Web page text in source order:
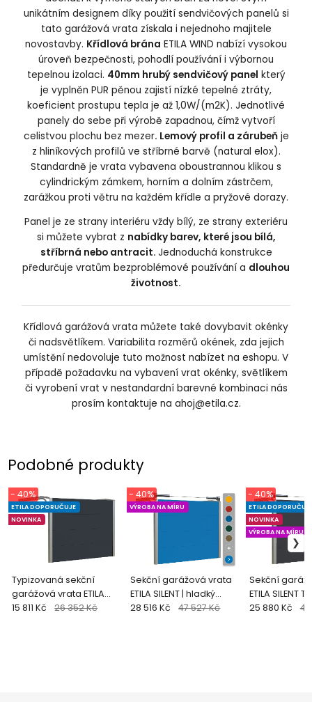
unikátním designem díky použití sendvičových panelů si
tato garážová vrata získala i nejednoho majitele
novostavby. Křídlová brána ETILA WIND nabízí vysokou
úroveň bezpečnosti, pohodlí používání i výbornou
tepelnou izolaci. 40mm hrubý sendvičový panel který
je vyplněn PUR pěnou zajistí nízké tepelné ztráty,
koeficient prostupu tepla je až 1,0W/(m2K). Jednotlivé
panely do sebe při výrobě zapadnou, čímž vytvoří
celistvou plochu bez mezer. Lemový profil a zárubeňje
z hliníkových profilů ve stříbrné barvě (natural elox).
Standardně je vrata vybavena oboustrannou klikou s
cylindrickým zámkem, horním a dolním zástrčem,
zarážkou proti větru na každém křídle a pryžové dorazy.
Panel je ze strany interiéru vždy bílý, ze strany exteriéru
si můžete vybrat z nabídky barev, které jsou bílá,
stříbrná nebo antracit. Jednoduchá konstrukce
předurčuje vratům bezproblémové používání a dlouhou
životnost.
Křídlová garážová vrata můžete také dovybavit okénky
či nadsvětlíkem. Variabilita rozměrů okének, zda jejich
umístění nedovoluje tuto možnost nabízet na eshopu. V
případě požadavku na vybavení vrat okénky, světlíkem
či vyrobení vrat v nestandardní barevné kombinaci nás
prosím kontaktuje na ahoj@etila.cz.
Podobné produkty
Typizovaná sekční
garážová vrata ETILA
SILENT | antracit - RAL
ETILA DOPORUČUJE
NOVINKA
- 40%
15 811 Kč 26 352 Kč
Sekční garážová vrata
ETILA SILENT | hladký
panel | barvy RAL
VÝROBA NA MÍRU
- 40%
28 516 Kč 47 527 Kč
Sekční
ETILA SILENT
60mm hladký
ETILA
NOVINKA
VÝROBA NA MÍRU
- 40%
25 880 Kč 43